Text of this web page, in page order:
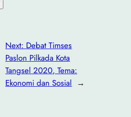
Next: Debat Timses
Paslon Pilkada Kota
Tangsel 2020, Tema:
Ekonomi dan Sosial →